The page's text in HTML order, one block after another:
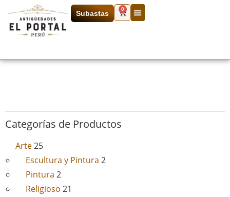
Subastas
0
Categorías de Productos
Arte25
Escultura y Pintura 2
Pintura 2
Religioso 21